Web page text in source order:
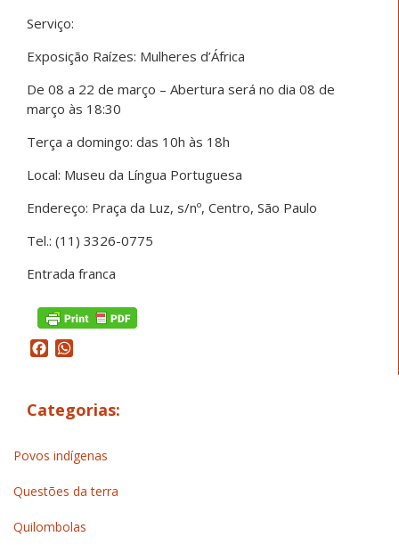
Serviço:
Exposição Raízes: Mulheres d’África
De 08 a 22 de março – Abertura será no dia 08 de
março às 18:30
Terça a domingo: das 10h às 18h
Local: Museu da Língua Portuguesa
Endereço: Praça da Luz, s/nº, Centro, São Paulo
Tel.: (11) 3326-0775
Entrada franca
Facebook
Categorias:
Povos indígenas
Questões da terra
Quilombolas